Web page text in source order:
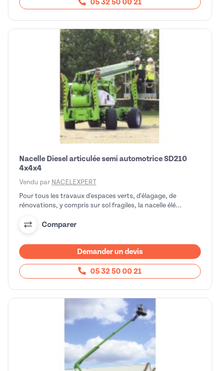
05 32 50 00 21
Nacelle Diesel articulée semi automotrice SD210
4x4x4
Vendu par NACELEXPERT
Pour tous les travaux d'espaces verts, d'élagage, de
rénovations, y compris sur sol fragiles, la nacelle élé...
Comparer
Demander un devis
05 32 50 00 21